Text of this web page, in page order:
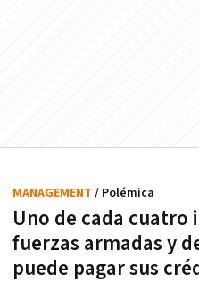
Uno de cada cuatro
fuerzas armadas y
puede pagar sus
MANAGEMENT / Polémica